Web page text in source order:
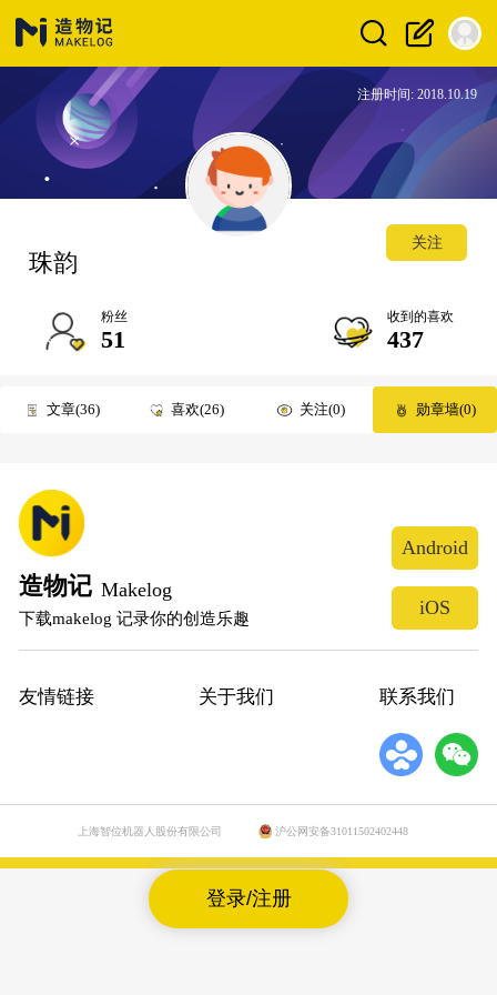
登录/注册
注册时间: 2018.10.19
珠韵
关注
粉丝
51
收到的喜欢
437
文章 36 喜欢 26 关注 0 勋章墙 0
造物记 Makelog
下载makelog 记录你的创造乐趣
Android
iOS
友情链接 关于我们 联系我们
上海智位机器人股份有限公司 沪公网安备31011502402448